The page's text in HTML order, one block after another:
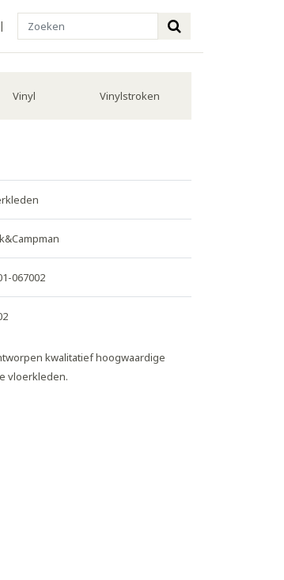
Search
|
Vinyl Vinylstroken
067002
kwalitatief hoogwaardige
vloerkleden.